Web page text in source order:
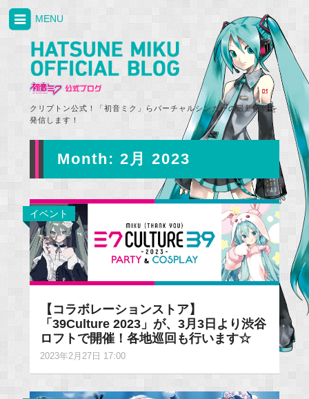
クリプトン公式！「初音ミク」らバーチャルシンガーの最新情報を
発信します！
MENU
Month: 2月 2023
イベント
【コラボレーションストア】
「39Culture 2023」が、3月3日より渋谷
ロフトで開催！各地巡回も行います☆
2023年2月27日 17:00